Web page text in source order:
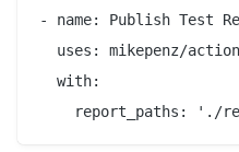
- name: Publish Test
uses: mikepenz/
  with:
report_paths: './